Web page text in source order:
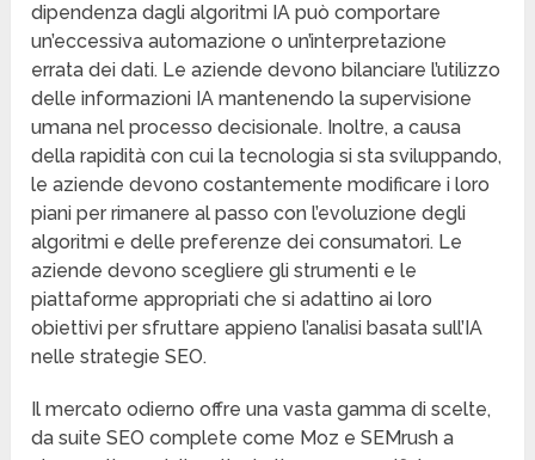
dipendenza dagli algoritmi IA può comportare
un’eccessiva automazione o un’interpretazione
errata dei dati. Le aziende devono bilanciare l’utilizzo
delle informazioni IA mantenendo la supervisione
umana nel processo decisionale. Inoltre, a causa
della rapidità con cui la tecnologia si sta sviluppando,
le aziende devono costantemente modificare i loro
piani per rimanere al passo con l’evoluzione degli
algoritmi e delle preferenze dei consumatori. Le
aziende devono scegliere gli strumenti e le
piattaforme appropriati che si adattino ai loro
obiettivi per sfruttare appieno l’analisi basata sull’IA
nelle strategie SEO.
Il mercato odierno offre una vasta gamma di scelte,
da suite SEO complete come Moz e SEMrush a